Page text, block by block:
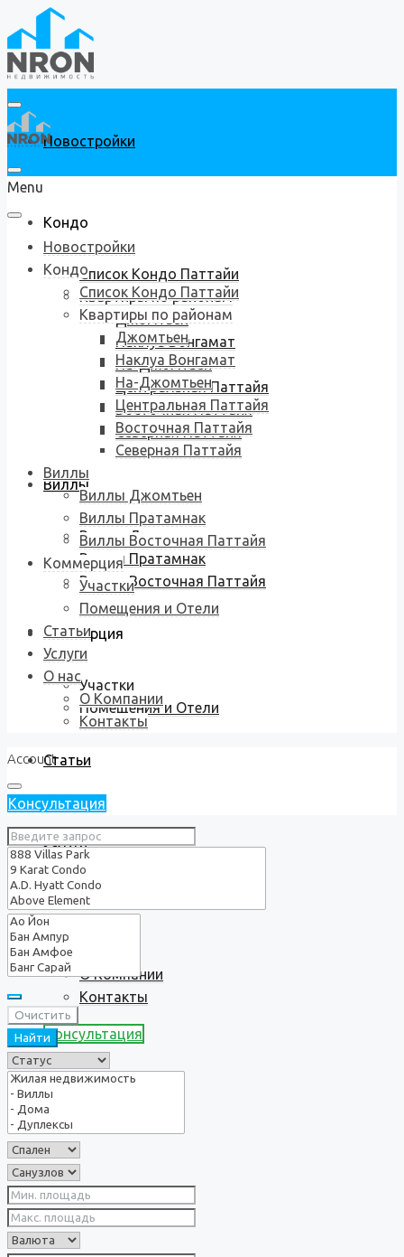
Новостройки
Кондо
Список Кондо Паттайи
Квартиры по районам
Джомтьен
Наклуа Вонгамат
На-Джомтьен
Центральная Паттайя
Восточная Паттайя
Северная Паттайя
Виллы
Виллы Джомтьен
Виллы Пратамнак
Виллы Восточная Паттайя
Коммерция
Участки
Помещения и Отели
Статьи
Услуги
О нас
О Компании
Контакты
Консультация
Menu
Новостройки
Кондо
Список Кондо Паттайи
Квартиры по районам
Джомтьен
Наклуа Вонгамат
На-Джомтьен
Центральная Паттайя
Восточная Паттайя
Северная Паттайя
Виллы
Виллы Джомтьен
Виллы Пратамнак
Виллы Восточная Паттайя
Коммерция
Участки
Помещения и Отели
Статьи
Услуги
О нас
О Компании
Контакты
Account
Консультация
Очистить
Найти